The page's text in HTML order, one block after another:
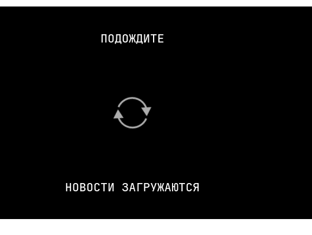
ПОДОЖДИТЕ
НОВОСТИ ЗАГРУЖАЮТСЯ